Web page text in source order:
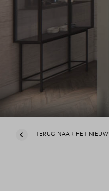
TERUG NAAR HET